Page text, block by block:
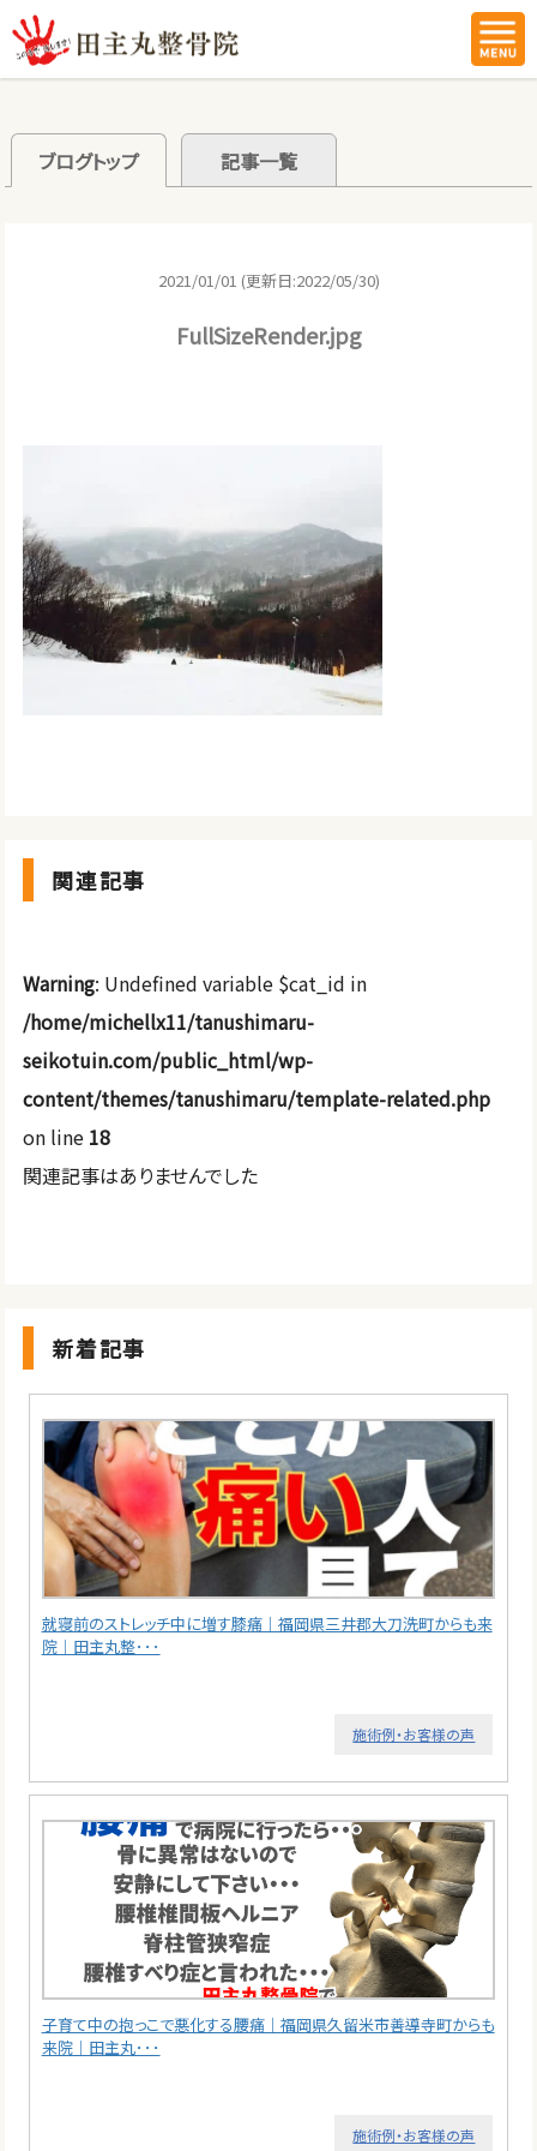
ブログトップ 記事一覧
2021/01/01 (更新日:2022/05/30)
FullSizeRender.jpg
関連記事
Warning: Undefined variable $cat_id in
/home/michellx11/tanushimaru-
seikotuin.com/public_html/wp-
content/themes/tanushimaru/template-related.php
on line 18
関連記事はありませんでした
新着記事
就寝前のストレッチ中に増す膝痛｜福岡県三井郡大刀洗町からも来
院｜田主丸整･･･
施術例・お客様の声
子育て中の抱っこで悪化する腰痛｜福岡県久留米市善導寺町からも
来院｜田主丸･･･
施術例・お客様の声